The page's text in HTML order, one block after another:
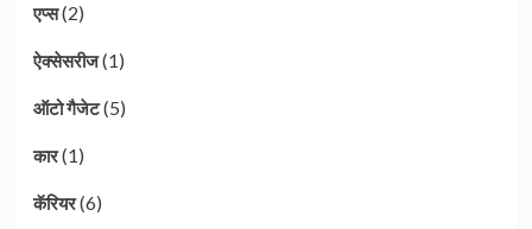
एप्स(2)
ऐक्सेसरीज(1)
ऑटो गैजेट(5)
कार(1)
कॅरियर(6)